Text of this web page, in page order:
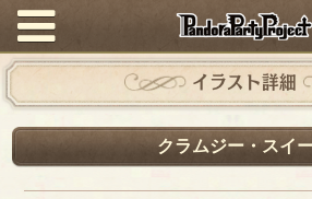
イラスト詳細
クラムジー・スイ